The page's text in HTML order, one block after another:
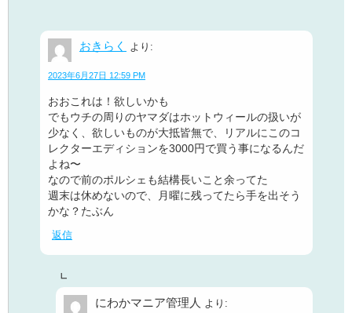
おきらく より:
2023年6月27日 12:59 PM
おおこれは！欲しいかも
でもウチの周りのヤマダはホットウィールの扱いが
少なく、欲しいものが大抵皆無で、リアルにこのコ
レクターエディションを3000円で買う事になるんだ
よね〜
なので前のポルシェも結構長いこと余ってた
週末は休めないので、月曜に残ってたら手を出そう
かな？たぶん
返信
にわかマニア管理人 より: